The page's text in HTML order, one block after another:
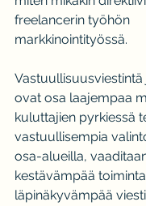
freelancerin työhön
markkinointityössä.
ovat osa laajempaa
kuluttajien pyrkiessä
vastuullisempia
osa-alueilla,
kestävämpää
läpinäkyvämpää